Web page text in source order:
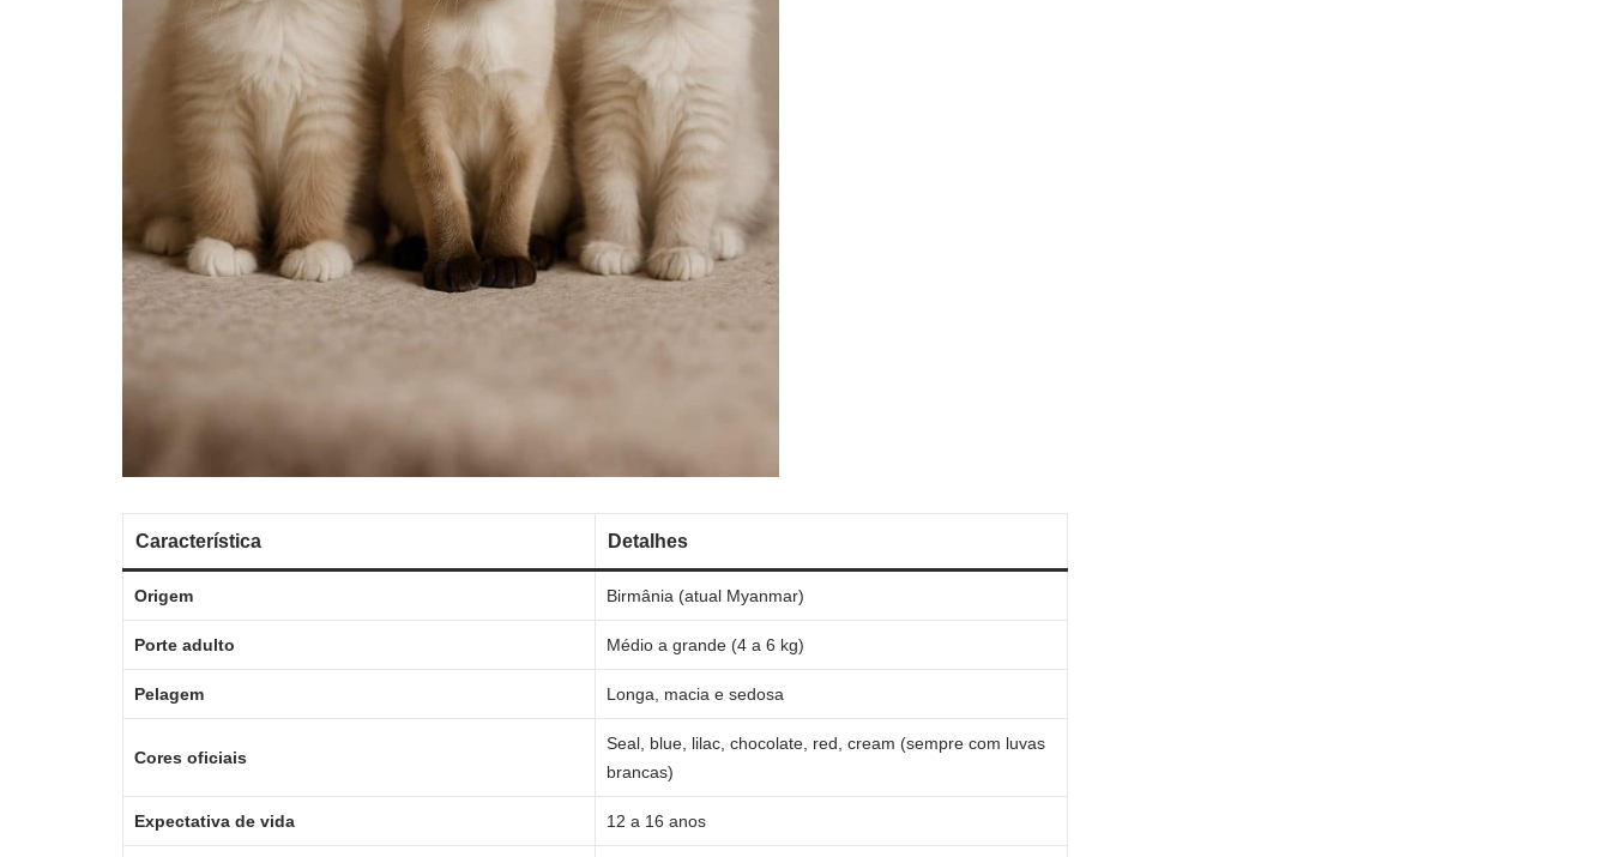
Característica Detalhes
Origem Birmânia (atual Myanmar)
Porte adulto Médio a grande (4 a 6 kg)
Pelagem Longa, macia e sedosa
Cores oficiais
Seal, blue, lilac, chocolate, red, cream (sempre com luvas
brancas)
Expectativa de vida 12 a 16 anos